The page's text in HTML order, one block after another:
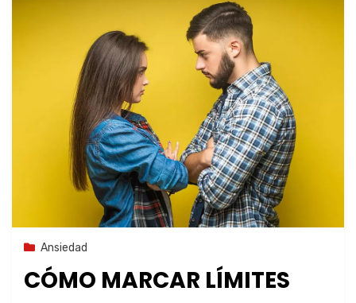
24 de octubre de 2023
Ansiedad
CÓMO MARCAR LÍMITES